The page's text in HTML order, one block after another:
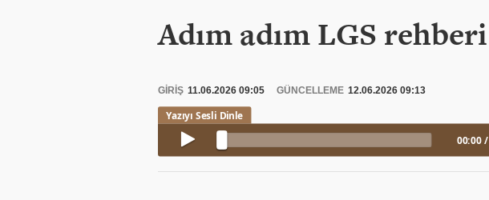
Adım adım LGS rehberi
GİRİŞ 11.06.2026 09:05 GÜNCELLEME 12.06.2026 09:13
00:00 /